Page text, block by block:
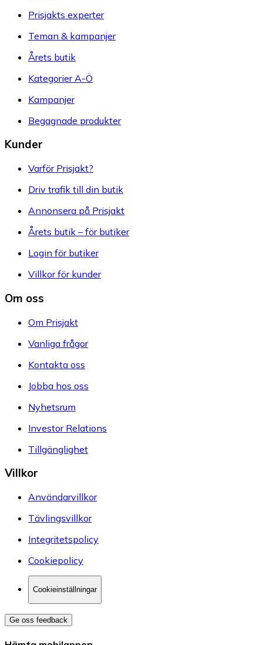
Prisjakts experter
Teman & kampanjer
Årets butik
Kategorier A-Ö
Kampanjer
Begagnade produkter
Kunder
Varför Prisjakt?
Driv trafik till din butik
Annonsera på Prisjakt
Årets butik – för butiker
Login för butiker
Villkor för kunder
Om oss
Om Prisjakt
Vanliga frågor
Kontakta oss
Jobba hos oss
Nyhetsrum
Investor Relations
Tillgänglighet
Villkor
Användarvillkor
Tävlingsvillkor
Integritetspolicy
Cookiepolicy
Cookieinställningar
Ge oss feedback